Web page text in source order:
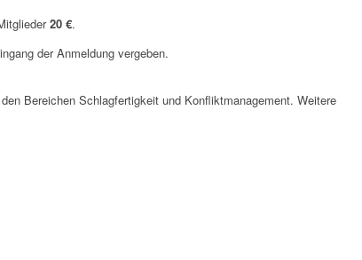
20 €.
der Anmeldung vergeben.
Bereichen Schlagfertigkeit und Konfliktmanagement. Weitere